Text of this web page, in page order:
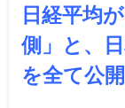
日経平均
側」と、
を全て公開